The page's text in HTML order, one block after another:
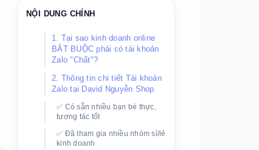
NỘI DUNG CHÍNH
1. Tại sao kinh doanh online
BẮT BUỘC phải có tài khoản
Zalo "Chất"?
2. Thông tin chi tiết Tài khoản
Zalo tại David Nguyễn Shop
✅ Có sẵn nhiều bạn bè thực,
tương tác tốt
✅ Đã tham gia nhiều nhóm sỉ/lẻ
kinh doanh